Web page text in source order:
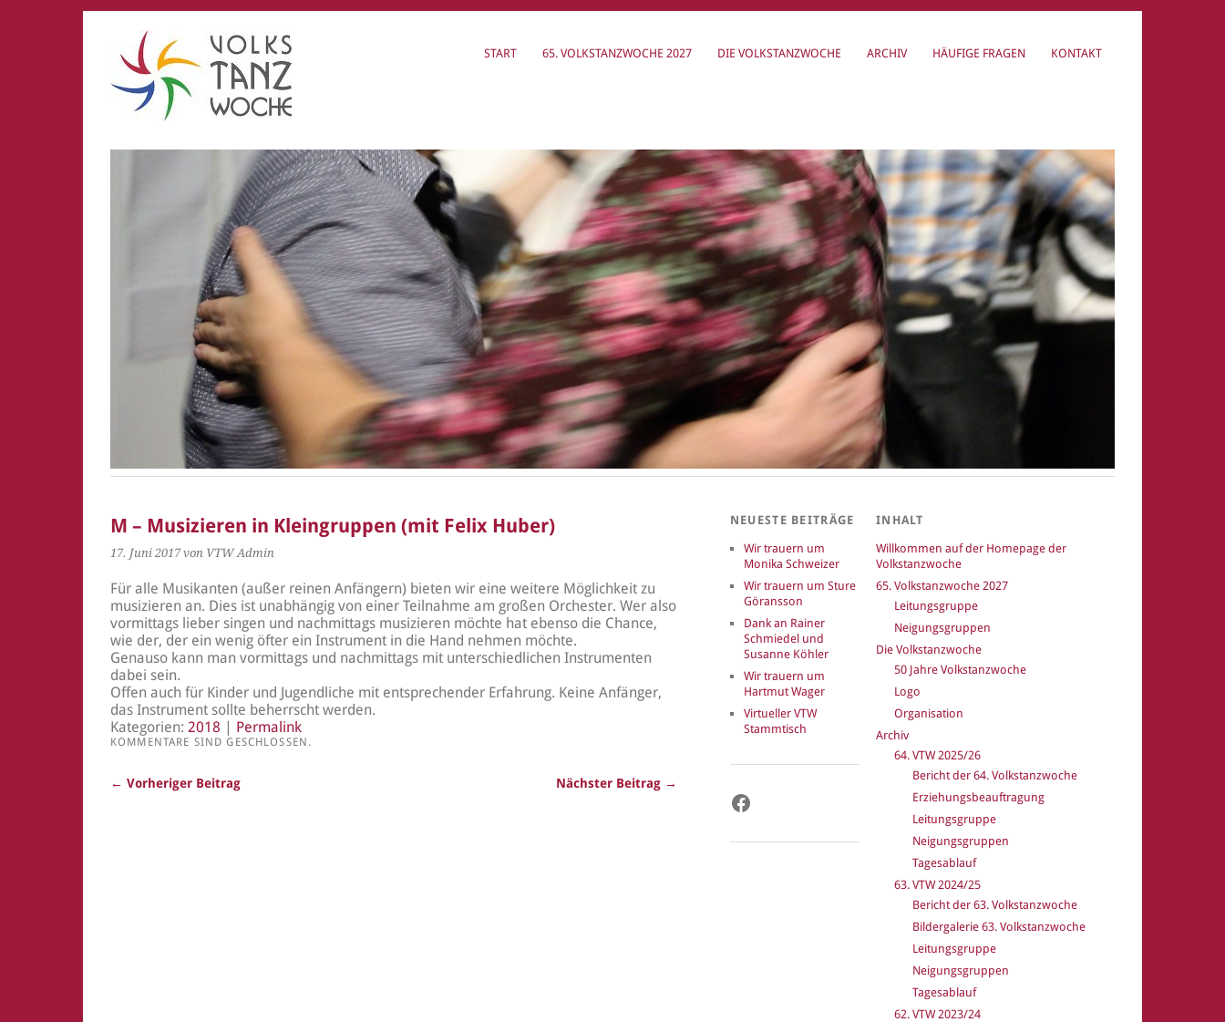
START 65. VOLKSTANZWOCHE 2027 DIE VOLKSTANZWOCHE ARCHIV HÄUFIGE FRAGEN KONTAKT
M – Musizieren in Kleingruppen (mit Felix Huber)
17. Juni 2017 von VTW Admin
Für alle Musikanten (außer reinen Anfängern) bieten wir eine weitere Möglichkeit zu
musizieren an. Dies ist unabhängig von einer Teilnahme am großen Orchester. Wer also
vormittags lieber singen und nachmittags musizieren möchte hat ebenso die Chance,
wie der, der ein wenig öfter ein Instrument in die Hand nehmen möchte.
Genauso kann man vormittags und nachmittags mit unterschiedlichen Instrumenten
dabei sein.
Offen auch für Kinder und Jugendliche mit entsprechender Erfahrung. Keine Anfänger,
das Instrument sollte beherrscht werden.
Kategorien: 2018 | Permalink
KOMMENTARE SIND GESCHLOSSEN.
← Vorheriger Beitrag Nächster Beitrag →
NEUESTE BEITRÄGE
Wir trauern um
Monika Schweizer
Wir trauern um Sture
Göransson
Dank an Rainer
Schmiedel und
Susanne Köhler
Wir trauern um
Hartmut Wager
Virtueller VTW
Stammtisch
Facebook
INHALT
Willkommen auf der Homepage der
Volkstanzwoche
65. Volkstanzwoche 2027
Leitungsgruppe
Neigungsgruppen
Die Volkstanzwoche
50 Jahre Volkstanzwoche
Logo
Organisation
Archiv
64. VTW 2025/26
Bericht der 64. Volkstanzwoche
Erziehungsbeauftragung
Leitungsgruppe
Neigungsgruppen
Tagesablauf
63. VTW 2024/25
Bericht der 63. Volkstanzwoche
Bildergalerie 63. Volkstanzwoche
Leitungsgruppe
Neigungsgruppen
Tagesablauf
62. VTW 2023/24